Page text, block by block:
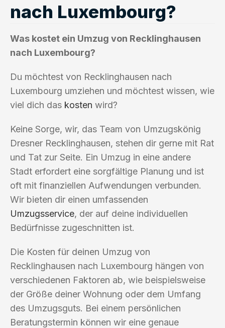
nach Luxembourg?
Was kostet ein Umzug von Recklinghausen
nach Luxembourg?
Du möchtest von Recklinghausen nach
Luxembourg umziehen und möchtest wissen, wie
viel dich das kosten wird?
Keine Sorge, wir, das Team von Umzugskönig
Dresner Recklinghausen, stehen dir gerne mit Rat
und Tat zur Seite. Ein Umzug in eine andere
Stadt erfordert eine sorgfältige Planung und ist
oft mit finanziellen Aufwendungen verbunden.
Wir bieten dir einen umfassenden
Umzugsservice, der auf deine individuellen
Bedürfnisse zugeschnitten ist.
Die Kosten für deinen Umzug von
Recklinghausen nach Luxembourg hängen von
verschiedenen Faktoren ab, wie beispielsweise
der Größe deiner Wohnung oder dem Umfang
des Umzugsguts. Bei einem persönlichen
Beratungstermin können wir eine genaue